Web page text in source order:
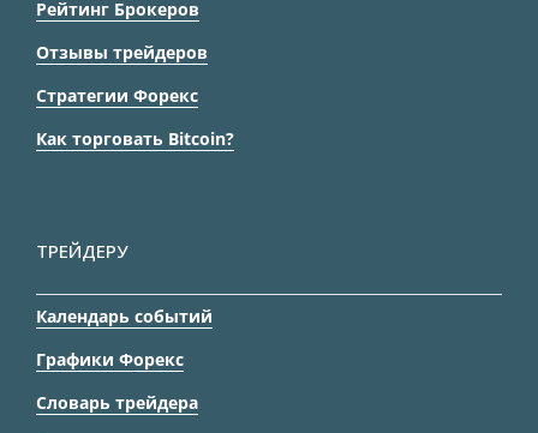
Рейтинг Брокеров
Отзывы трейдеров
Стратегии Форекс
Как торговать Bitcoin?
ТРЕЙДЕРУ
Календарь событий
Графики Форекс
Словарь трейдера